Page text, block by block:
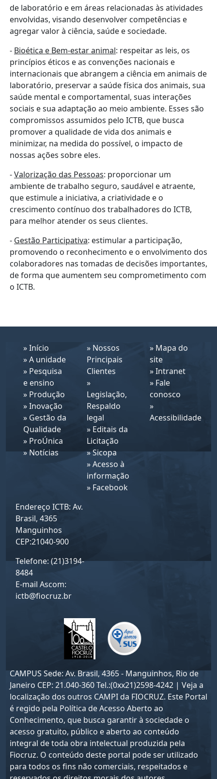
de laboratório e em áreas relacionadas às atividades
envolvidas, visando desenvolver competências e
agregar valor à ciência, saúde e sociedade.
- Bioética e Bem-estar animal: respeitar as leis, os
princípios éticos e as convenções nacionais e
internacionais que abrangem a ciência em animais de
laboratório, preservar a saúde física dos animais, sua
saúde mental e comportamental, suas interações
sociais e sua adaptação ao meio ambiente. Esses são
compromissos assumidos pelo ICTB, que busca
promover a qualidade de vida dos animais e
minimizar, na medida do possível, o impacto de
nossas ações sobre eles.
-Valorização das Pessoas: proporcionar um
ambiente de trabalho seguro, saudável e atraente,
que estimule a iniciativa, a criatividade e o
crescimento contínuo dos trabalhadores do ICTB,
para melhor atender os seus clientes.
- Gestão Participativa: estimular a participação,
promovendo o reconhecimento e o envolvimento dos
colaboradores nas tomadas de decisões importantes,
de forma que aumentem seu comprometimento com
o ICTB.
»Início
»A unidade
» Pesquisa
e ensino
» Produção
»Inovação
» Gestão da
Qualidade
» ProÚnica
» Notícias
» Nossos
Principais
Clientes
»
Legislação,
Respaldo
legal
» Editais da
Licitação
»Sicopa
»Acesso à
informação
» Facebook
» Mapa do
site
»Intranet
» Fale
conosco
»
Acessibilidade
Endereço ICTB: Av.
Brasil, 4365
Manguinhos
CEP:21040-900
Telefone: (21)3194-
8484
E-mail Ascom:
ictb@fiocruz.br
CAMPUS Sede: Av. Brasil, 4365 - Manguinhos, Rio de
Janeiro CEP: 21.040-360 Tel.:(0xx21)2598-4242 | Veja a
localização dos outros CAMPI da FIOCRUZ. Este Portal
é regido pela Política de Acesso Aberto ao
Conhecimento, que busca garantir à sociedade o
acesso gratuito, público e aberto ao conteúdo
integral de toda obra intelectual produzida pela
Fiocruz. O conteúdo deste portal pode ser utilizado
para todos os fins não comerciais, respeitados e